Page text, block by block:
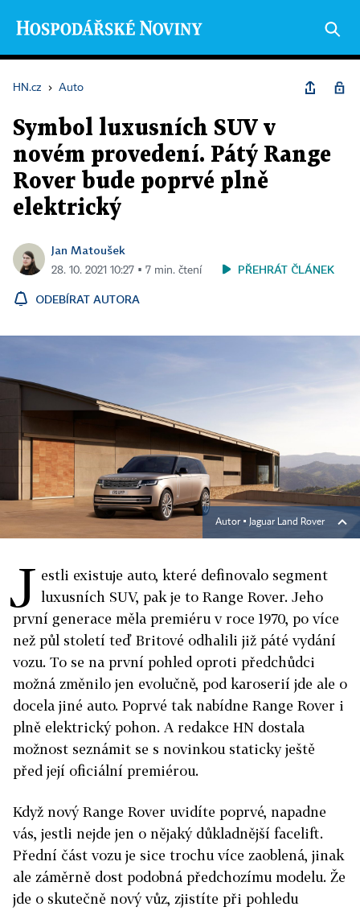
HN.cz › Auto
Symbol luxusních SUV v
novém provedení. Pátý Range
Rover bude poprvé plně
elektrický
Jan Matoušek
28. 10. 2021 10:27 ▪ 7 min. čtení PŘEHRÁT ČLÁNEK
ODEBÍRAT AUTORA
Autor ▪ Jaguar Land Rover
J estli existuje auto, které definovalo segment
luxusních SUV, pak je to Range Rover. Jeho
první generace měla premiéru v roce 1970, po více
než půl století teď Britové odhalili již páté vydání
vozu. To se na první pohled oproti předchůdci
možná změnilo jen evolučně, pod karoserií jde ale o
docela jiné auto. Poprvé tak nabídne Range Rover i
plně elektrický pohon. A redakce HN dostala
možnost seznámit se s novinkou staticky ještě
před její oficiální premiérou.
Když nový Range Rover uvidíte poprvé, napadne
vás, jestli nejde jen o nějaký důkladnější facelift.
Přední část vozu je sice trochu více zaoblená, jinak
ale záměrně dost podobná předchozímu modelu. Že
jde o skutečně nový vůz, zjistíte při pohledu